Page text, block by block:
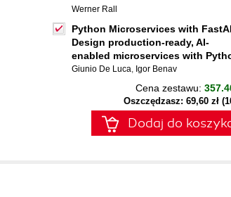
Werner Rall
Python Microservices with
Design production-ready, AI-
enabled microservices with
Giunio De Luca, Igor Benav
Cena zestawu:
Oszczędzasz: 69,60 zł
Dodaj do